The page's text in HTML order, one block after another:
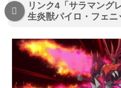
リンク4「サラマング
生炎獣パイロ・フェニ